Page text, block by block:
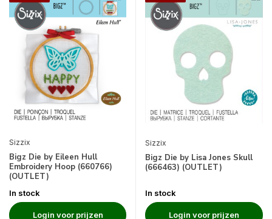
Sizzix
Bigz Die by Eileen Hull
Embroidery Hoop (660766)
(OUTLET)
In stock
Login voor prijzen
Sizzix
Bigz Die by Lisa Jones Skull
(666463) (OUTLET)
In stock
Login voor prijzen